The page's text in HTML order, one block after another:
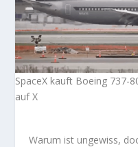
SpaceX kauft Boeing 737-
auf X
Warum ist ungewiss,